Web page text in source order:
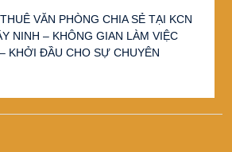
VĂN PHÒNG CHIA SẺ TẠI KCN
NINH – KHÔNG GIAN LÀM VIỆC
KHỞI ĐẦU CHO SỰ CHUYÊN